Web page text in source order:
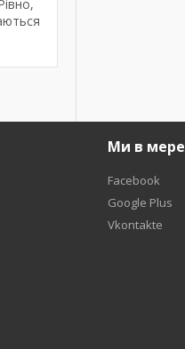
Ми в
Facebook
Google Plus
Vkontakte